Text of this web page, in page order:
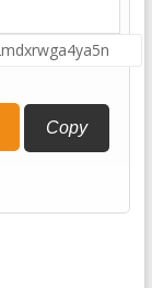
Copy